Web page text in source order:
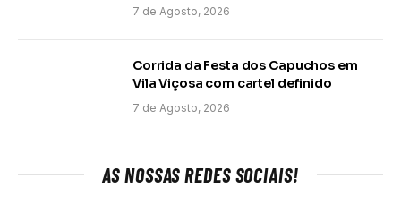
7 de Agosto, 2026
Corrida da Festa dos Capuchos em
Vila Viçosa com cartel definido
7 de Agosto, 2026
AS NOSSAS REDES SOCIAIS!